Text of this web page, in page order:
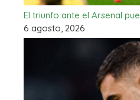
El triunfo ante el Arsenal
6 agosto, 2026